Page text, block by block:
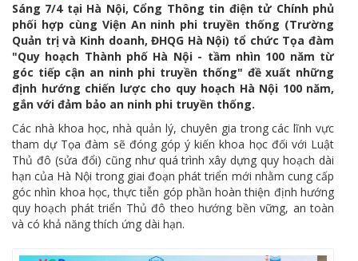
Sáng 7/4 tại Hà Nội, Cổng Thông tin điện tử Chính phủ
phối hợp cùng Viện An ninh phi truyền thống (Trường
Quản trị và Kinh doanh, ĐHQG Hà Nội) tổ chức Tọa đàm
"Quy hoạch Thành phố Hà Nội - tầm nhìn 100 năm từ
góc tiếp cận an ninh phi truyền thống" đề xuất những
định hướng chiến lược cho quy hoạch Hà Nội 100 năm,
gắn với đảm bảo an ninh phi truyền thống.
Các nhà khoa học, nhà quản lý, chuyên gia trong các lĩnh vực
tham dự Tọa đàm sẽ đóng góp ý kiến khoa học đối với Luật
Thủ đô (sửa đổi) cũng như quá trình xây dựng quy hoạch dài
hạn của Hà Nội trong giai đoạn phát triển mới nhằm cung cấp
góc nhìn khoa học, thực tiễn góp phần hoàn thiện định hướng
quy hoạch phát triển Thủ đô theo hướng bền vững, an toàn
và có khả năng thích ứng dài hạn.